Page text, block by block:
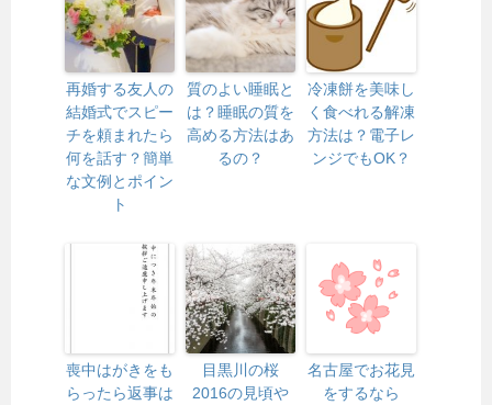
再婚する友人の
結婚式でスピー
チを頼まれたら
何を話す？簡単
な文例とポイン
ト
質のよい睡眠と
は？睡眠の質を
高める方法はあ
るの？
冷凍餅を美味し
く食べれる解凍
方法は？電子レ
ンジでもOK？
喪中はがきをも
らったら返事は
目黒川の桜
2016の見頃や
名古屋でお花見
をするなら